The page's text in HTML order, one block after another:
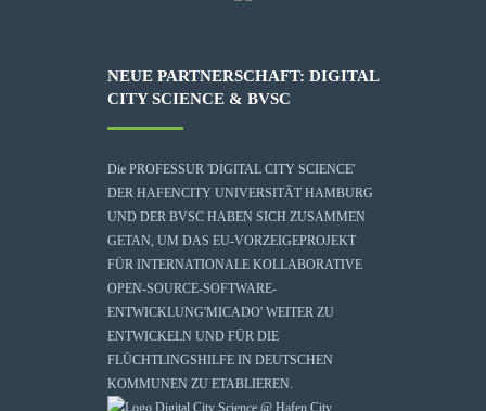
NEUE PARTNERSCHAFT: DIGITAL
CITY SCIENCE & BVSC
Die PROFESSUR 'DIGITAL CITY SCIENCE'
DER HAFENCITY UNIVERSITÄT HAMBURG
UND DER BVSC HABEN SICH ZUSAMMEN
GETAN, UM DAS EU-VORZEIGEPROJEKT
FÜR INTERNATIONALE KOLLABORATIVE
OPEN-SOURCE-SOFTWARE-
ENTWICKLUNG'MICADO' WEITER ZU
ENTWICKELN UND FÜR DIE
FLÜCHTLINGSHILFE IN DEUTSCHEN
KOMMUNEN ZU ETABLIEREN.